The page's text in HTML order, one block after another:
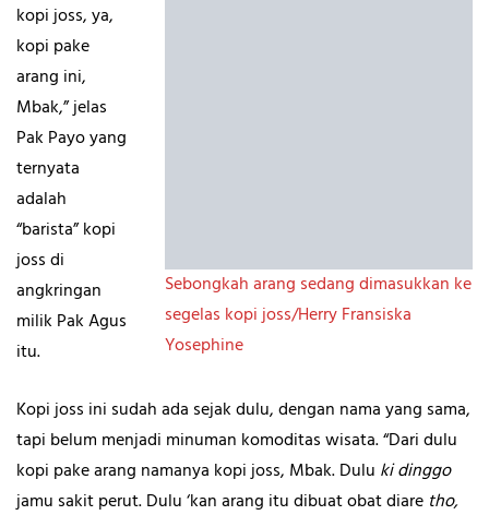
Sebongkah arang sedang dimasukkan ke
segelas kopi joss/Herry Fransiska
Yosephine
kopi joss, ya,
kopi pake
arang ini,
Mbak,” jelas
Pak Payo yang
ternyata
adalah
“barista” kopi
joss di
angkringan
milik Pak Agus
itu.
Kopi joss ini sudah ada sejak dulu, dengan nama yang sama,
tapi belum menjadi minuman komoditas wisata. “Dari dulu
kopi pake arang namanya kopi joss, Mbak. Dulu ki dinggo
jamu sakit perut. Dulu ‘kan arang itu dibuat obat diare tho,